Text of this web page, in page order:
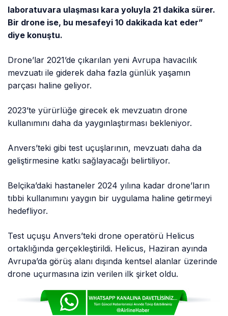
laboratuvara ulaşması kara yoluyla 21 dakika sürer.
Bir drone ise, bu mesafeyi 10 dakikada kat eder”
diye konuştu.
Drone’lar 2021’de çıkarılan yeni Avrupa havacılık
mevzuatı ile giderek daha fazla günlük yaşamın
parçası haline geliyor.
2023’te yürürlüğe girecek ek mevzuatın drone
kullanımını daha da yaygınlaştırması bekleniyor.
Anvers’teki gibi test uçuşlarının, mevzuatı daha da
geliştirmesine katkı sağlayacağı belirtiliyor.
Belçika’daki hastaneler 2024 yılına kadar drone’ların
tıbbi kullanımını yaygın bir uygulama haline getirmeyi
hedefliyor.
Test uçuşu Anvers’teki drone operatörü Helicus
ortaklığında gerçekleştirildi. Helicus, Haziran ayında
Avrupa’da görüş alanı dışında kentsel alanlar üzerinde
drone uçurmasına izin verilen ilk şirket oldu.